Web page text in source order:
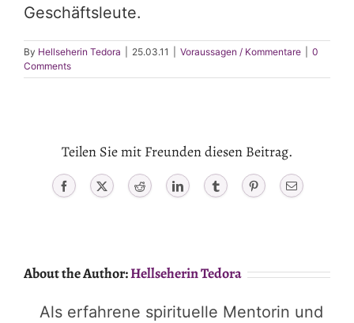
Geschäftsleute.
By Hellseherin Tedora 25.03.11 Voraussagen / Kommentare
0
Comments
Teilen Sie mit Freunden diesen Beitrag.
Facebook X Reddit LinkedIn Tumblr PinterestEmail
About the Author:Hellseherin Tedora
Als erfahrene spirituelle Mentorin und